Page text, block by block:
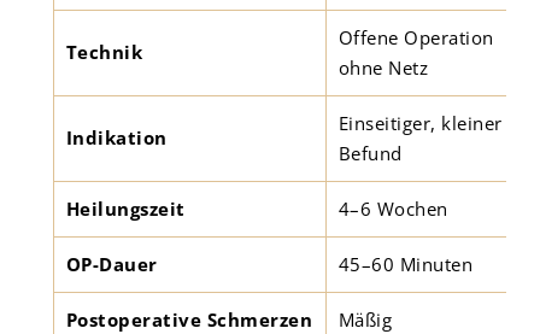
Technik
Offene Operation
ohne Netz
Indikation
Einseitiger, kleiner
Befund
Heilungszeit 4–6 Wochen
OP-Dauer 45–60 Minuten
Postoperative Schmerzen Mäßig